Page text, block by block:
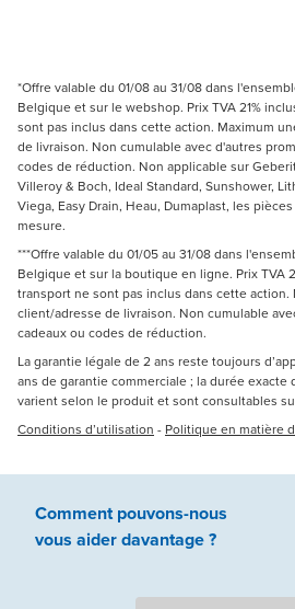
*Offre valable du 01/08 au 31/08 dans
Belgique et sur le webshop. Prix TVA 21%
sont pas inclus dans cette action. Maximum
de livraison. Non cumulable avec d'autres
codes de réduction. Non applicable sur
Villeroy & Boch, Ideal Standard, Sunshower,
Viega, Easy Drain, Heau, Dumaplast, les
mesure.
***Offre valable du 01/05 au 31/08 dans
Belgique et sur la boutique en ligne. Prix TVA
transport ne sont pas inclus dans cette
client/adresse de livraison. Non cumulable
cadeaux ou codes de réduction.
La garantie légale de 2 ans reste toujours
ans de garantie commerciale ; la durée
varient selon le produit et sont consultables
Conditions d’utilisation - Politique en matière
Comment pouvons-nous
vous aiderdavantage ?